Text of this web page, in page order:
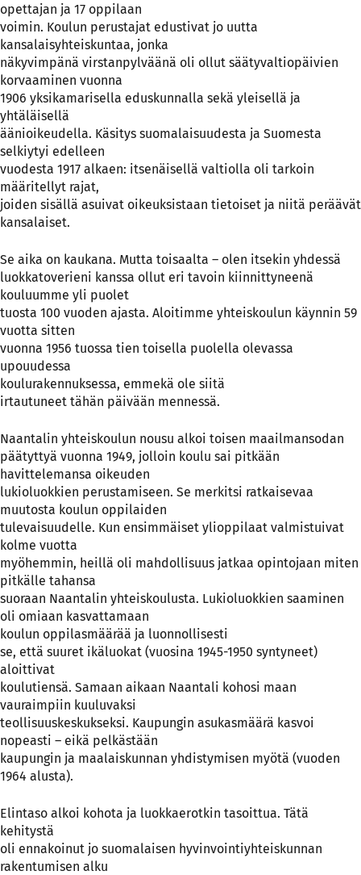
opettajan ja 17 oppilaan
voimin. Koulun perustajat edustivat jo uutta
kansalaisyhteiskuntaa, jonka
näkyvimpänä virstanpylväänä oli ollut säätyvaltiopäivien
korvaaminen vuonna
1906 yksikamarisella eduskunnalla sekä yleisellä ja
yhtäläisellä
äänioikeudella. Käsitys suomalaisuudesta ja Suomesta
selkiytyi edelleen
vuodesta 1917 alkaen: itsenäisellä valtiolla oli tarkoin
määritellyt rajat,
joiden sisällä asuivat oikeuksistaan tietoiset ja niitä peräävät
kansalaiset.
Se aika on kaukana. Mutta toisaalta – olen itsekin yhdessä
luokkatoverieni kanssa ollut eri tavoin kiinnittyneenä
kouluumme yli puolet
tuosta 100 vuoden ajasta. Aloitimme yhteiskoulun käynnin 59
vuotta sitten
vuonna 1956 tuossa tien toisella puolella olevassa
upouudessa
koulurakennuksessa, emmekä ole siitä
irtautuneet tähän päivään mennessä.
Naantalin yhteiskoulun nousu alkoi toisen maailmansodan
päätyttyä vuonna 1949, jolloin koulu sai pitkään
havittelemansa oikeuden
lukioluokkien perustamiseen. Se merkitsi ratkaisevaa
muutosta koulun oppilaiden
tulevaisuudelle. Kun ensimmäiset ylioppilaat valmistuivat
kolme vuotta
myöhemmin, heillä oli mahdollisuus jatkaa opintojaan miten
pitkälle tahansa
suoraan Naantalin yhteiskoulusta. Lukioluokkien saaminen
oli omiaan kasvattamaan
koulun oppilasmäärää ja luonnollisesti
se, että suuret ikäluokat (vuosina 1945-1950 syntyneet)
aloittivat
koulutiensä. Samaan aikaan Naantali kohosi maan
vauraimpiin kuuluvaksi
teollisuuskeskukseksi. Kaupungin asukasmäärä kasvoi
nopeasti – eikä pelkästään
kaupungin ja maalaiskunnan yhdistymisen myötä (vuoden
1964 alusta).
Elintaso alkoi kohota ja luokkaerotkin tasoittua. Tätä
kehitystä
oli ennakoinut jo suomalaisen hyvinvointiyhteiskunnan
rakentumisen alku